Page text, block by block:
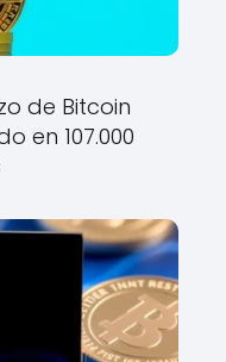
de Bitcoin
en 107.000